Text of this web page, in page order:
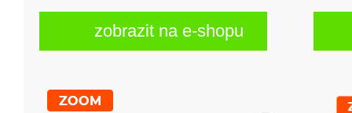
zobrazit na e-shopu